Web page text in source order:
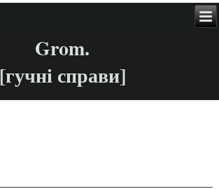
Grom.
[гучні справи]